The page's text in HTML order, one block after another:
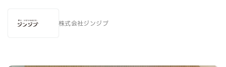
株式会社ジンジブ